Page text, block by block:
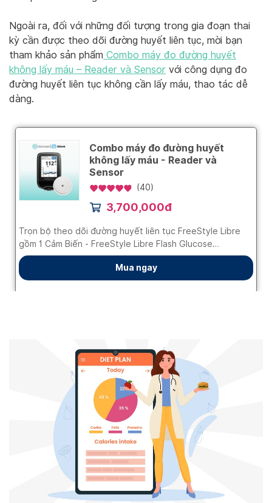
Ngoài ra, đối với những đối tượng trong gia đoạn thai
kỳ cần được theo dõi đường huyết liên tục, mời bạn
tham khảo sản phẩm Combo máy đo đường huyết
không lấy máu – Reader và Sensor với công dụng đo
đường huyết liên tục không cần lấy máu, thao tác dễ
dàng.